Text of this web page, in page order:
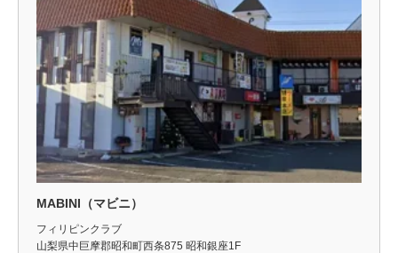
MABINI（マビニ）
フィリピンクラブ
山梨県中巨摩郡昭和町西条875 昭和銀座1F